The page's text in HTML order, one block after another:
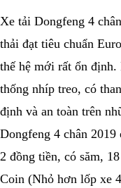
Xe tải Dongfeng 4
thải đạt tiêu chuẩn
thế hệ mới rất ổn định.
thống nhíp treo, có
định và an toàn trên
Dongfeng 4 chân
2 đồng tiền, có săm,
Coin (Nhỏ hơn lốp xe